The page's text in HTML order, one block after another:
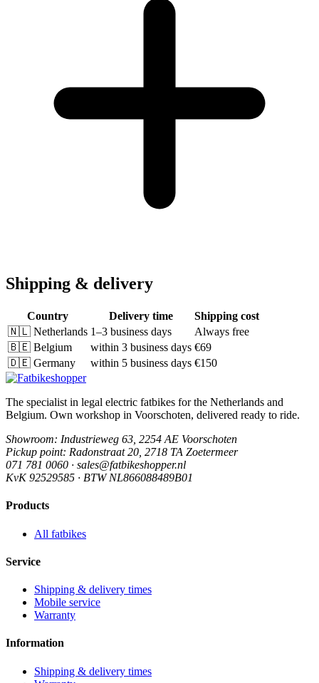
Shipping & delivery
Country Delivery time
Shipping cost
🇳🇱 Netherlands 1–3 business days
Always free
🇧🇪 Belgium within 3 business days €69
🇩🇪 Germany within 5 business days €150
The specialist in legal electric fatbikes for the Netherlands and
Belgium. Own workshop in Voorschoten, delivered ready to ride.
Showroom: Industrieweg 63, 2254 AE Voorschoten
Pickup point: Radonstraat 20, 2718 TA Zoetermeer
071 781 0060 · sales@fatbikeshopper.nl
KvK 92529585 · BTW NL866088489B01
Products
All fatbikes
Service
Shipping & delivery times
Mobile service
Warranty
Information
Shipping & delivery times